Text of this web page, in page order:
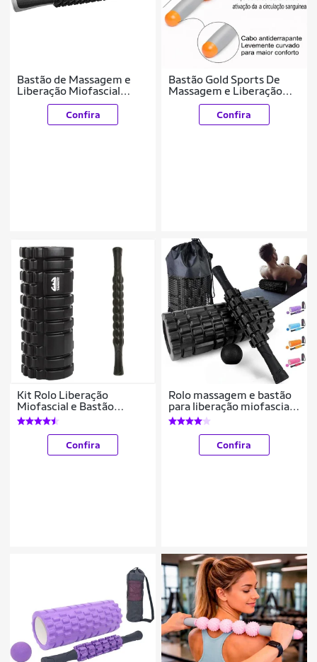
Bastão de Massagem e
Liberação Miofascial
Preto Vollo
Confira
Bastão Gold Sports De
Massagem e Liberação
Miofascial II
Confira
Kit Rolo Liberação
Miofascial e Bastão
Massagem Foam Roller
Yangfit
Confira
Rolo massagem e bastão
para liberação miofascial
e bola lacrosse e bolsa
Confira